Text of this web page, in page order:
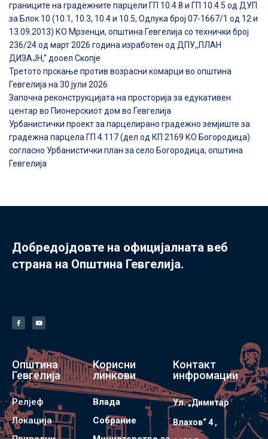
границите на градежните парцели ГП 10.4.8 и ГП 10.4.5 од ДУП
за Блок 10 (10.1, 10.3, 10.4 и 10.5, Одлука број 07-1667/1 од 12 и
13.09.2013) КО Мрзенци, општина Гевгелија со технички број
236/24 од март 2026 година изработен од ДПУ,,ПЛАН
ДИЗАЈН,“ дооел Скопје
Третото прскање против возрасни комарци во општина
Гевгелија на 30 јули 2026
Започна реконструкцијата на просторија за едукативен
центар во Пионерскиот дом во Гевгелија
Урбанистички проект за парцелирано градежно земјиште за
градежна парцела ГП 4.117 (дел од КП 2169 КО Богородица)
согласно Урбанистички план за село Богородица, општина
Гевгелија
Добредојдовте на официјалната веб
страна на Општина Гевгелија.
Општина
Гевгелија
Релјеф
Локација
Корисни
линкови
Влада
Собрание
Контакт
инфромации
Ул. „Димитар
Влахов“ 4 ,